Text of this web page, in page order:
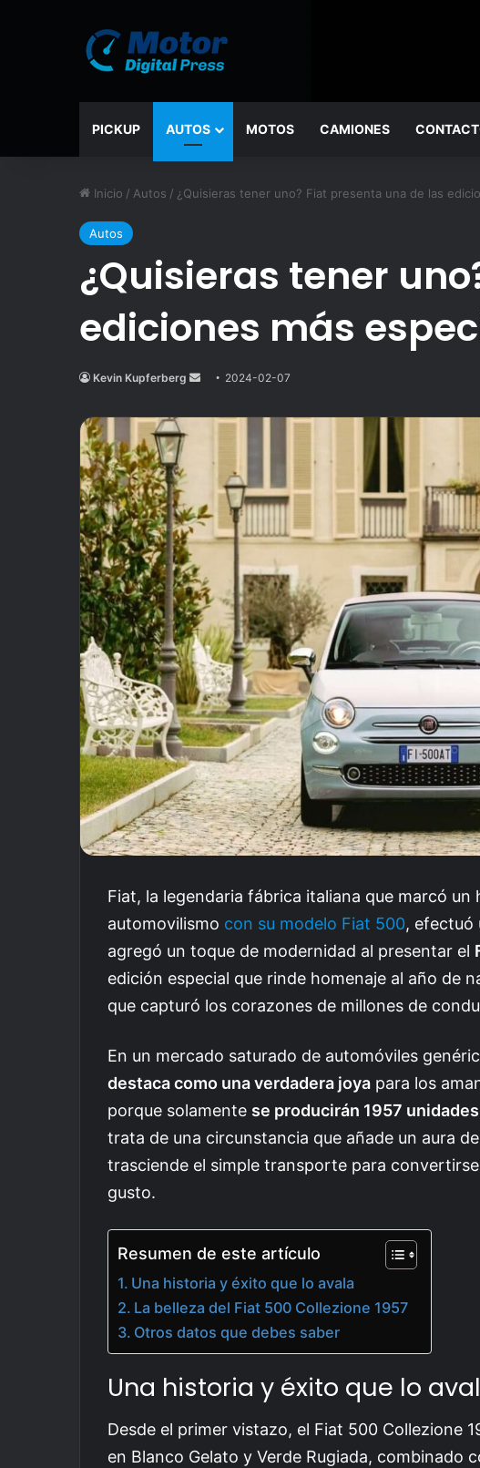
PICKUP AUTOS MOTOS CAMIONES
Inicio / Autos / ¿Quisieras tener uno? Fiat presenta una de las
Autos
¿Quisieras tener
ediciones más
Kevin Kupferberg
Send
email
2024-02-07
Fiat, la legendaria fábrica italiana que marcó
automovilismo con su modelo Fiat 500, efectuó
agregó un toque de modernidad al presentar el
edición especial que rinde homenaje al año de
que capturó los corazones de millones de
En un mercado saturado de automóviles
destaca como una verdadera joya para los
porque solamente se producirán 1957 unidades
trata de una circunstancia que añade un aura
trasciende el simple transporte para
gusto.
Resumen de este artículo
Una historia y éxito que lo avala
La belleza del Fiat 500 Collezione 1957
Otros datos que debes saber
Una historia y éxito que lo
Desde el primer vistazo, el Fiat 500 Collezione
en Blanco Gelato y Verde Rugiada, combinado